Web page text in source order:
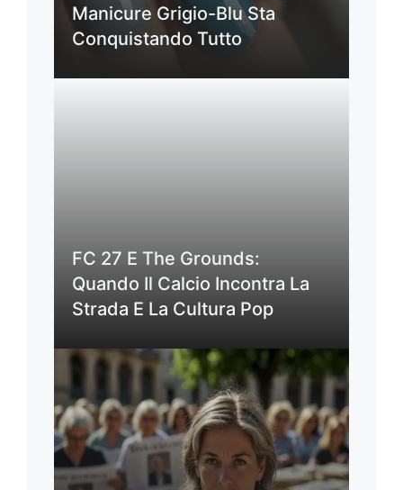
Manicure Grigio-Blu Sta
Conquistando Tutto
FC 27 E The Grounds:
Quando Il Calcio Incontra La
Strada E La Cultura Pop